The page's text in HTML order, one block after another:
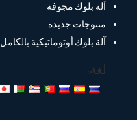
آلة بلوك مجوفة
منتوجات جديدة
آلة بلوك أوتوماتيكية بالكامل
لغة: